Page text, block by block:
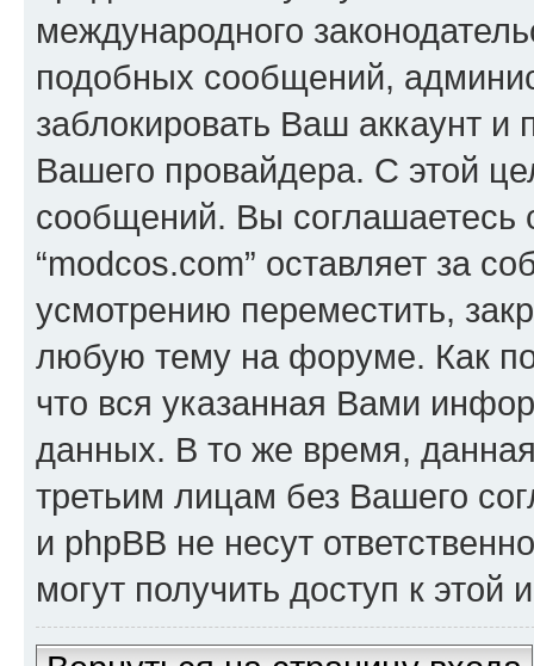
международного
подобных сообщений,
заблокировать Ваш аккаунт и
Вашего провайдера. С этой
сообщений. Вы соглашаетесь
“modcos.com” оставляет за
усмотрению переместить,
любую тему на форуме. Как
что вся указанная Вами
данных. В то же время,
третьим лицам без Вашего
и phpBB не несут
могут получить доступ к